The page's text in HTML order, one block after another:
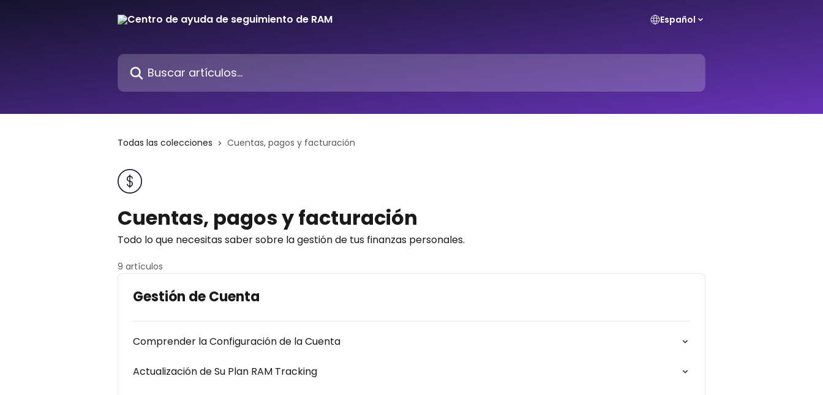
Español
Buscar artículos...
Todas las colecciones Cuentas, pagos y facturación
Cuentas, pagos y facturación
Todo lo que necesitas saber sobre la gestión de tus finanzas personales.
9 artículos
Gestión de Cuenta
Comprender la Configuración de la Cuenta
Actualización de Su Plan RAM Tracking